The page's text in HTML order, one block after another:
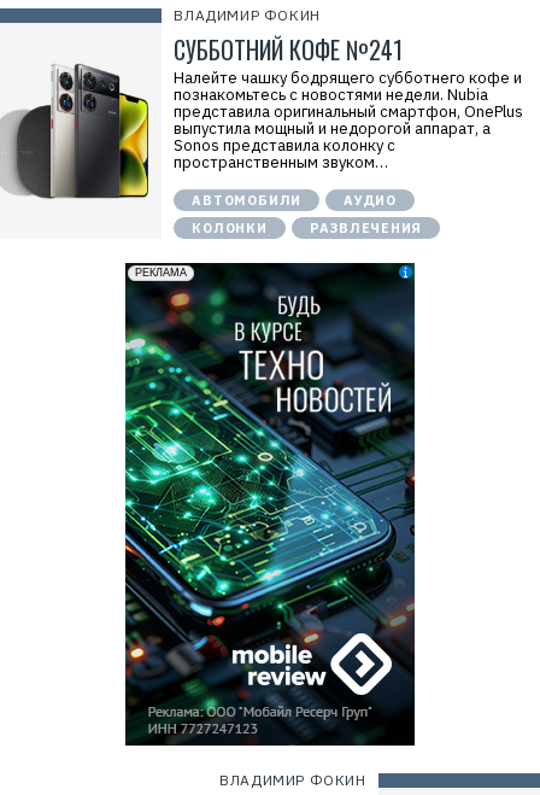
ВЛАДИМИР ФОКИН
СУББОТНИЙ КОФЕ №241
Налейте чашку бодрящего субботнего кофе и
познакомьтесь с новостями недели. Nubia
представила оригинальный смартфон, OnePlus
выпустила мощный и недорогой аппарат, а
Sonos представила колонку с
пространственным звуком…
АВТОМОБИЛИ
АУДИО
КОЛОНКИ
РАЗВЛЕЧЕНИЯ
ВЛАДИМИР ФОКИН